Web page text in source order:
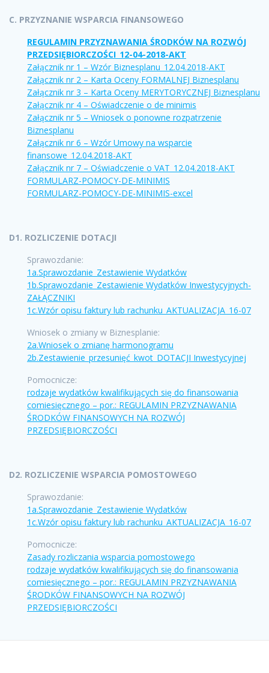
C. PRZYZNANIE WSPARCIA FINANSOWEGO
REGULAMIN PRZYZNAWANIA ŚRODKÓW NA ROZWÓJ
PRZEDSIĘBIORCZOŚCI_12-04-2018-AKT
Załącznik nr 1 – Wzór Biznesplanu_12.04.2018-AKT
Załącznik nr 2 – Karta Oceny FORMALNEJ Biznesplanu
Załącznik nr 3 – Karta Oceny MERYTORYCZNEJ Biznesplanu
Załącznik nr 4 – Oświadczenie o de minimis
Załącznik nr 5 – Wniosek o ponowne rozpatrzenie
Biznesplanu
Załącznik nr 6 – Wzór Umowy na wsparcie
finansowe_12.04.2018-AKT
Załącznik nr 7 – Oświadczenie o VAT_12.04.2018-AKT
FORMULARZ-POMOCY-DE-MINIMIS
FORMULARZ-POMOCY-DE-MINIMIS-excel
D1. ROZLICZENIE DOTACJI
Sprawozdanie:
1a.Sprawozdanie_Zestawienie Wydatków
1b.Sprawozdanie_Zestawienie Wydatków Inwestycyjnych-
ZAŁĄCZNIKI
1c.Wzór opisu faktury lub rachunku_AKTUALIZACJA_16-07
Wniosek o zmiany w Biznesplanie:
2a.Wniosek o zmianę harmonogramu
2b.Zestawienie_przesunięć_kwot_DOTACJI Inwestycyjnej
Pomocnicze:
rodzaje wydatków kwalifikujących się do finansowania
comiesięcznego – por.: REGULAMIN PRZYZNAWANIA
ŚRODKÓW FINANSOWYCH NA ROZWÓJ
PRZEDSIĘBIORCZOŚCI
D2. ROZLICZENIE WSPARCIA POMOSTOWEGO
Sprawozdanie:
1a.Sprawozdanie_Zestawienie Wydatków
1c.Wzór opisu faktury lub rachunku_AKTUALIZACJA_16-07
Pomocnicze:
Zasady rozliczania wsparcia pomostowego
rodzaje wydatków kwalifikujących się do finansowania
comiesięcznego – por.: REGULAMIN PRZYZNAWANIA
ŚRODKÓW FINANSOWYCH NA ROZWÓJ
PRZEDSIĘBIORCZOŚCI